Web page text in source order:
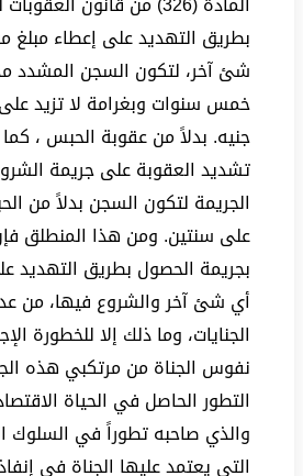
بطريق التهديد على إعطاء مبلغ
شئ آخر، لتكون السجن المشدد
خمس سنوات وبغرامة لا تزيد
جنيه. بدلاً من عقوبة الحبس ،
تشديد العقوبة على جريمة
الجريمة لتكون السجن بدلاً من
على سنتين. ومن هذا المنطلق
بجريمة الحصول بطريق التهديد
أي شئ آخر والشروع فيها، من
الجنايات، وما ذلك إلا للخطورة
نفوس الجناة من مرتكبي هذه
التطور الحاصل في الحياة
والذي صاحبه تطوراً في السلوك
التي يعتمد عليها الجناة في